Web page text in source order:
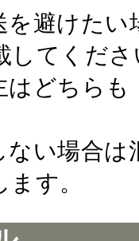
を避けた
してくださ
はどちら
ない場合
す。